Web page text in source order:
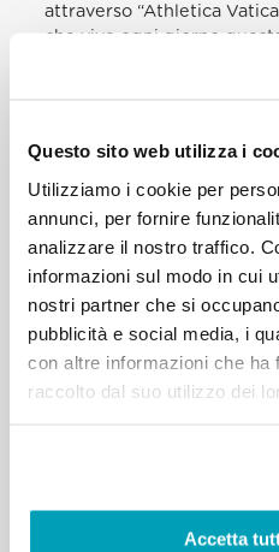
Questo sito web utilizza i
Utilizziamo i cookie per
annunci, per fornire
analizzare il nostro traffico.
informazioni sul modo in cui
nostri partner che si
pubblicità e social media, i
con altre informazioni che ha
raccolto dal suo utilizzo dei
Accetta
attraverso “Athletica
che vive ogni giorno
le vostre speranze. Per
con particolare affetto il
progetto “Un calcio
Diocesi di Roma, affinché
ausiliare che si occupa
Rom, accompagnato dai
ragazzi dell’oratorio della
Gregorio Magno alla
campo in una partita
società della Lazio che,
generosamente, ospita e